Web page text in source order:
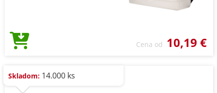
Cena od 10,19 €
Skladom: 14.000 ks